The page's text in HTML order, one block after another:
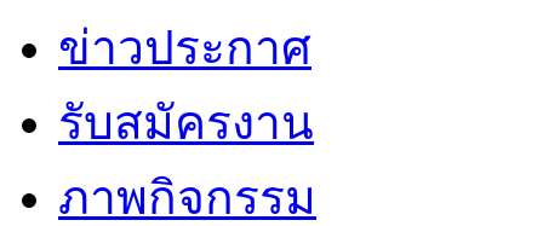
ข่าวประกาศ
รับสมัครงาน
ภาพกิจกรรม